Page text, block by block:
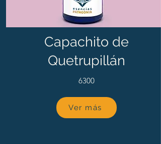
Capachito de
Quetrupillán
6300
Ver más